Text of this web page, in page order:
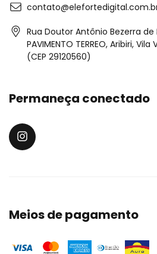
Rua Doutor Antônio Bezerra de
PAVIMENTO TERREO, Aribiri,
(CEP 29120560)
Permaneça conectado
Meios de pagamento